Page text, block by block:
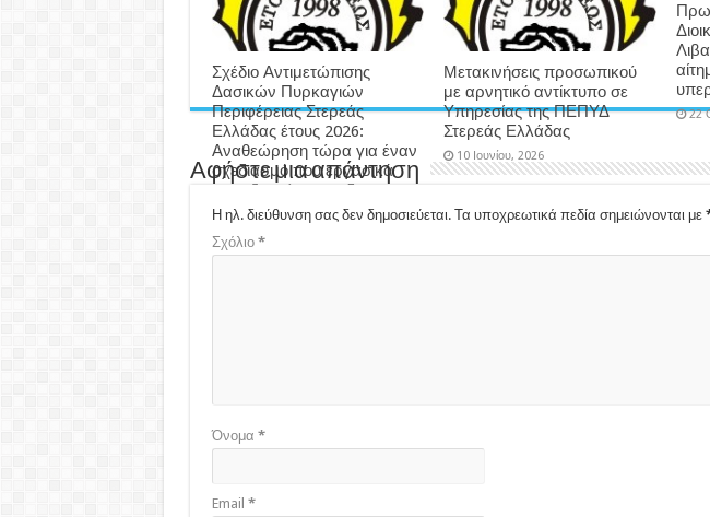
Σχέδιο Αντιμετώπισης
Δασικών Πυρκαγιών
Περιφέρειας Στερεάς
Ελλάδας έτους 2026:
Αναθεώρηση τώρα για έναν
σχεδιασμό που εργασικά
μας εξοντώνει και δεν
δύναται να υλοποιηθεί…
3 εβδομάδες ago
Μετακινήσεις προσωπικού
με αρνητικό αντίκτυπο σε
Υπηρεσίας της ΠΕΠΥΔ
Στερεάς Ελλάδας
10 Ιουνίου, 2026
22
Αφήστε μια απάντηση
Η ηλ. διεύθυνση σας δεν δημοσιεύεται. Τα υποχρεωτικά πεδία σημειώνονται με
Σχόλιο *
Όνομα *
Email *